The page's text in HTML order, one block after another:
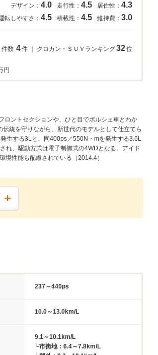
デザイン： 4.0 走行性： 4.5 居住性： 4.3
転しやすさ： 4.5 積載性： 4.5 維持費： 3.0
件数 4件 ｜ クロカン・ＳＵＶランキング32位
円
ロントセクションや、ひと目でポルシェ車とわか
統を守りながら、新世代のモデルとして仕立てら
生する3Lと、同400ps／550N・mを発生する3.6L
れ、駆動方式は電子制御式の4WDとなる。アイド
境性能も配慮されている（2014.4）
237～440ps
10.0～13.0km/L
9.1～10.1km/L
└市街地：6.4～7.8km/L